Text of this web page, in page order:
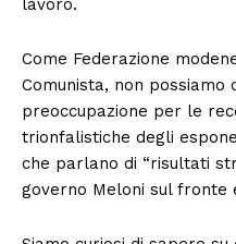
lavoro.
Come Federazione
Comunista, non possiamo
preoccupazione per le
trionfalistiche degli
che parlano di “risultati
governo Meloni sul fronte